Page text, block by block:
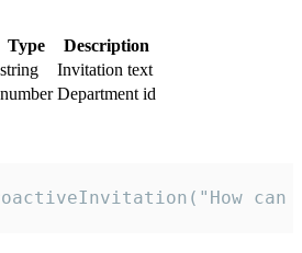
Type
Description
string
Invitation text
number Department id